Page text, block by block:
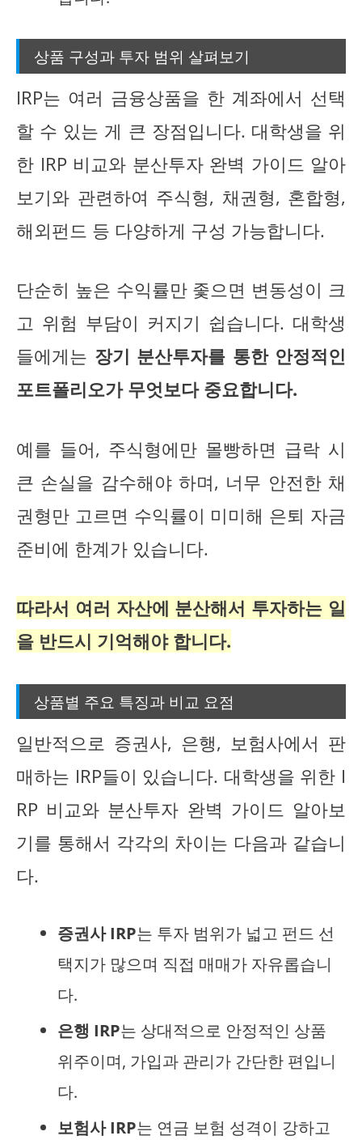
상품 구성과 투자 범위 살펴보기
IRP는 여러 금융상품을 한 계좌에서 선택
할 수 있는 게 큰 장점입니다. 대학생을 위
한 IRP 비교와 분산투자 완벽 가이드 알아
보기와 관련하여 주식형, 채권형, 혼합형,
해외펀드 등 다양하게 구성 가능합니다.
단순히 높은 수익률만 좇으면 변동성이 크
고 위험 부담이 커지기 쉽습니다. 대학생
들에게는 장기 분산투자를 통한 안정적인
포트폴리오가 무엇보다 중요합니다.
예를 들어, 주식형에만 몰빵하면 급락 시
큰 손실을 감수해야 하며, 너무 안전한 채
권형만 고르면 수익률이 미미해 은퇴 자금
준비에 한계가 있습니다.
따라서 여러 자산에 분산해서 투자하는 일
을 반드시 기억해야 합니다.
상품별 주요 특징과 비교 요점
일반적으로 증권사, 은행, 보험사에서 판
매하는 IRP들이 있습니다. 대학생을 위한 I
RP 비교와 분산투자 완벽 가이드 알아보
기를 통해서 각각의 차이는 다음과 같습니
다.
증권사 IRP는 투자 범위가 넓고 펀드 선
택지가 많으며 직접 매매가 자유롭습니
다.
은행 IRP는 상대적으로 안정적인 상품
위주이며, 가입과 관리가 간단한 편입니
다.
보험사 IRP는 연금 보험 성격이 강하고